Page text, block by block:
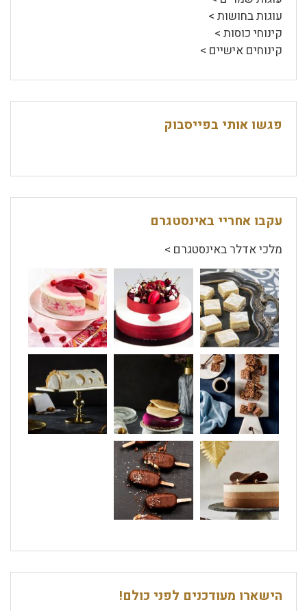
עוגות בחושות >
קינוחי כוסות >
קינוחים אישיים >
פגשו אותי בפייסבוק
עקבו אחריי באינסטגרם
מלכי אדלר באינסטגרם >
הישארו מעודכנים לפני כולם!